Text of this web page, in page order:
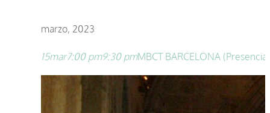
marzo, 2023
15mar7:00 pm9:30 pmMBCT BARCELONA